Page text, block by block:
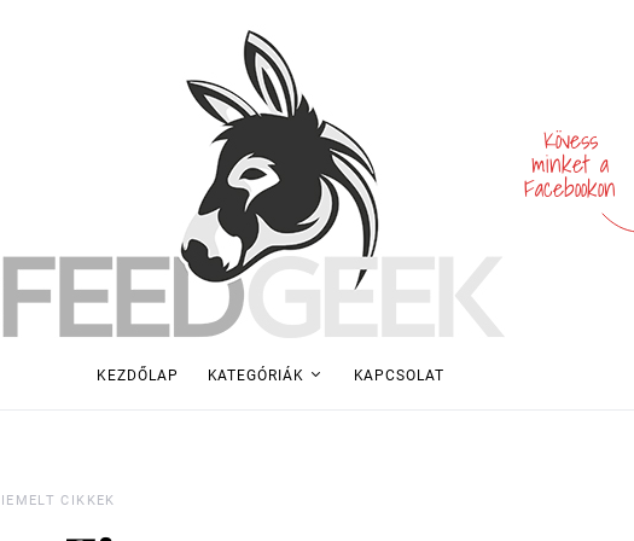
Kövess
minket a
Facebookon
KEZDŐLAP KATEGÓRIÁK KAPCSOLAT
CIKKEK